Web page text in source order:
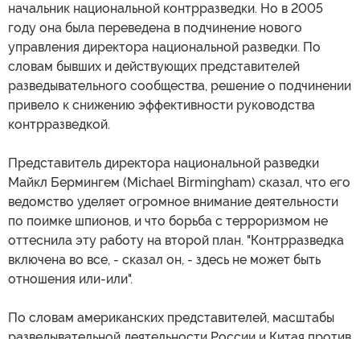
начальник национальной контрразведки. Но в 2005
году она была переведена в подчинение нового
управления директора национальной разведки. По
словам бывших и действующих представителей
разведывательного сообщества, решение о подчинении
привело к снижению эффективности руководства
контрразведкой.
Представитель директора национальной разведки
Майкл Бермингем (Michael Birmingham) сказал, что его
ведомство уделяет огромное внимание деятельности
по поимке шпионов, и что борьба с терроризмом не
оттеснила эту работу на второй план. "Контрразведка
включена во все, - сказал он, - здесь не может быть
отношения или-или".
По словам американских представителей, масштабы